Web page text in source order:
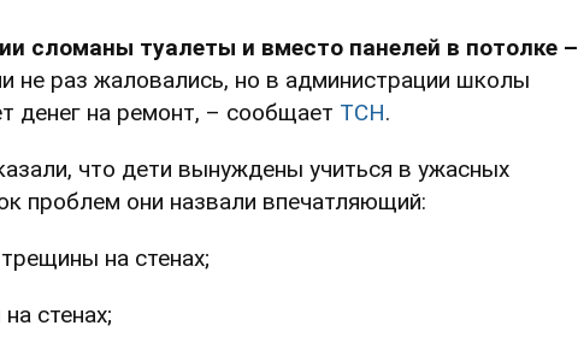
сломаны туалеты и вместо панелей в потолке –
не раз жаловались, но в администрации школы
денег на ремонт, – сообщает ТСН.
что дети вынуждены учиться в ужасных
проблем они назвали впечатляющий:
на стенах;
стенах;